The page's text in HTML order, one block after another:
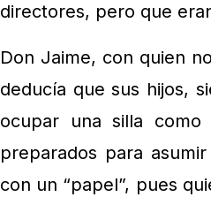
directores, pero que
Don Jaime, con quien
deducía que sus hijos,
ocupar una silla
preparados para
con un “papel”, pues